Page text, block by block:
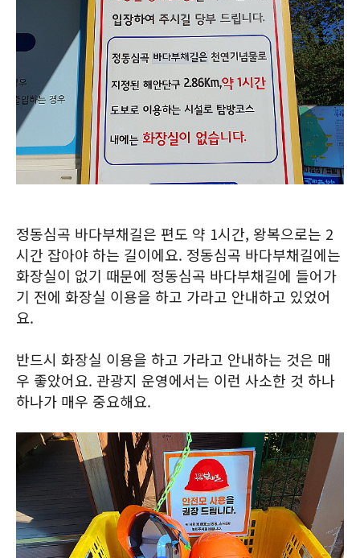
정동심곡 바다부채길은 편도 약 1시간, 왕복으로는 2
시간 잡아야 하는 길이에요. 정동심곡 바다부채길에는
화장실이 없기 때문에 정동심곡 바다부채길에 들어가
기 전에 화장실 이용을 하고 가라고 안내하고 있었어
요.
반드시 화장실 이용을 하고 가라고 안내하는 것은 매
우 좋았어요. 관광지 운영에서는 이런 사소한 것 하나
하나가 매우 중요해요.